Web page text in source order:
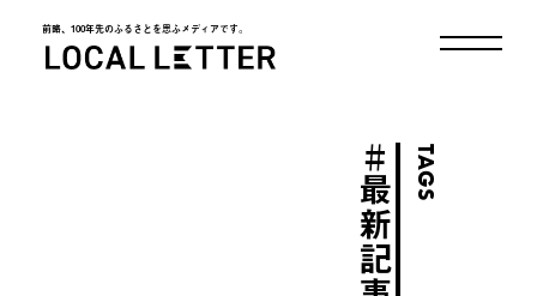
前略、100年先のふるさとを思ふメディアです。
TAGS
＃
最新記事